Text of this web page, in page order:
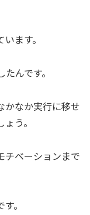
ます。
んです。
かなか実行に移せ
う。
チベーションまで
。